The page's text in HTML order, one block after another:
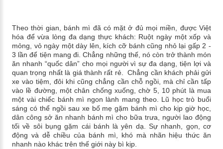
Theo thời gian, bánh mì đã có mặt ở đủ mọi miền, được Việt
hóa để vừa lòng đa dạng thực khách: Ruột ngày một xốp và
mỏng, vỏ ngày một dày lên, kích cỡ bánh cũng nhỏ lại gấp 2 -
3 lần để tiện mang đi. Chẳng những thế, nó còn trở thành món
ăn nhanh “quốc dân” cho mọi người vì sự đa dạng, tiện lợi và
quan trọng nhất là giá thành rất rẻ.Chẳng cần khách phải gửi
xe vào tiệm, đôi khi cũng chẳng cần chỗ ngồi, mà chỉ cần tấp
vào lề đường, một chân chống xuống, chờ 5, 10 phút là mua
một vài chiếc bánh mì ngon lành mang theo. Lũ học trò buổi
sáng có thể ngồi sau xe bố mẹ gặm bánh mì cho kịp giờ học,
dân công sở ăn nhanh bánh mì cho bữa trưa, người lao động
tối về sôi bụng gặm cái bánh là yên dạ. Sự nhanh, gọn, cơ
động và dễ chiều của bánh mì, khó mà nhãn hiệu thức ăn
nhanh nào khác trên thế giới này bì kịp.